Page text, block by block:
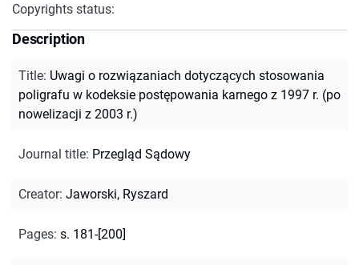
Copyrights status:
Description
Title: Uwagi o rozwiązaniach dotyczących stosowania
poligrafu w kodeksie postępowania karnego z 1997 r. (po
nowelizacji z 2003 r.)
Journal title: Przegląd Sądowy
Creator: Jaworski, Ryszard
Pages: s. 181-[200]